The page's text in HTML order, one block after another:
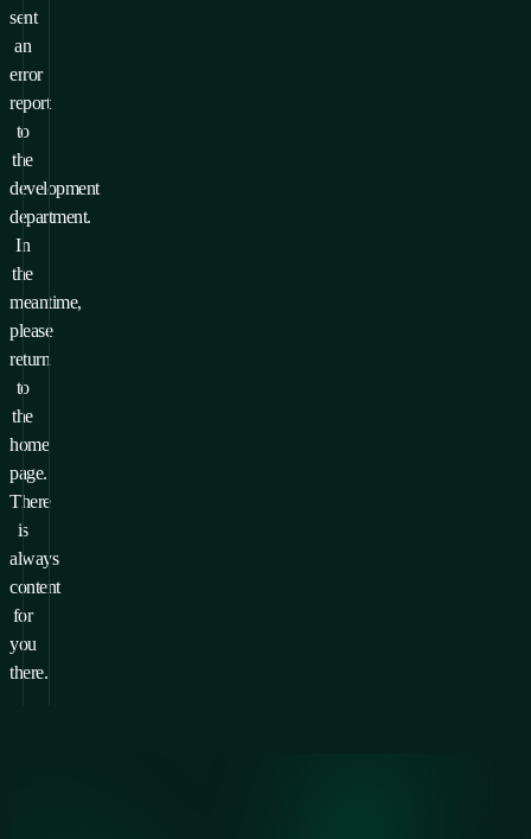
sent
an
error
report
to
the
development
department.
In
the
meantime,
please
return
to
the
home
page.
There
is
always
content
for
you
there.